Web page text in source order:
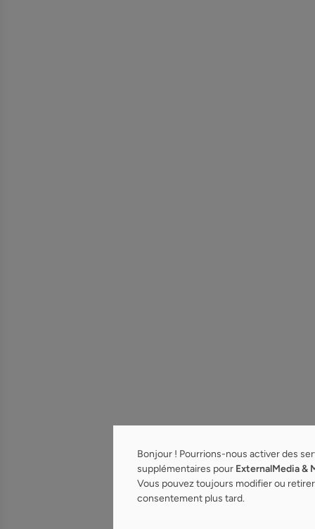
Bonjour ! Pourrions-nous activer des
supplémentaires pour ExternalMedia &
Vous pouvez toujours modifier ou
consentement plus tard.